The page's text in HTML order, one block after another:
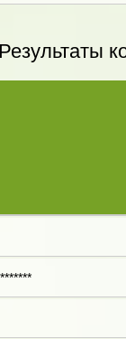
Результаты